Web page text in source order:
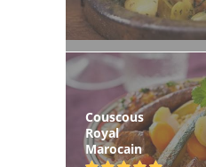
Couscous
Royal
Marocain